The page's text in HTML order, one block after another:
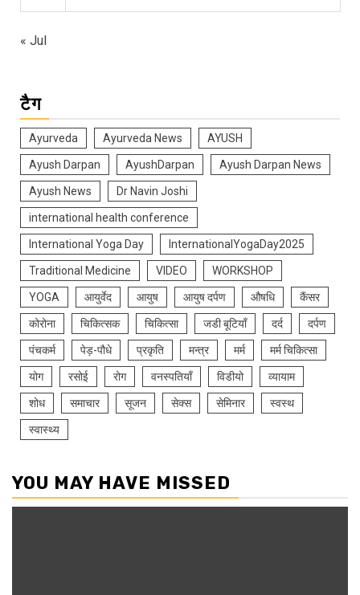
« Jul
टैग
Ayurveda Ayurveda News AYUSH
Ayush Darpan AyushDarpan Ayush Darpan News
Ayush News Dr Navin Joshi
international health conference
International Yoga Day InternationalYogaDay2025
Traditional Medicine VIDEO WORKSHOP
YOGA आयुर्वेद आयुष आयुष दर्पण औषधि कैंसर
कोरोना चिकित्सक चिकित्सा जडी बूटियाँ दर्द दर्पण
पंचकर्म पेड़-पौधे प्रकृति मन्त्र मर्म मर्म चिकित्सा
योग रसोई रोग वनस्पतियाँ विडीयो व्यायाम
शोध समाचार सूजन सेक्स सेमिनार स्वस्थ
स्वास्थ्य
YOU MAY HAVE MISSED